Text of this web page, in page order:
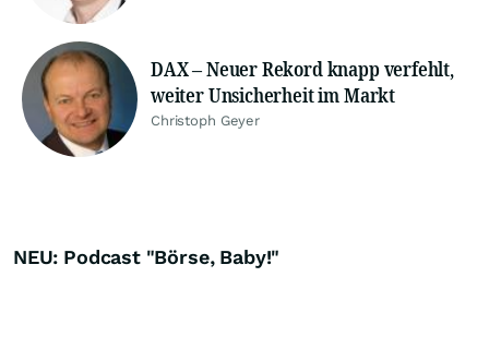
DAX – Neuer Rekord knapp verfehlt,
weiter Unsicherheit im Markt
Christoph Geyer
NEU: Podcast "Börse, Baby!"